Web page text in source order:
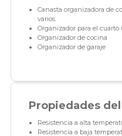
Canasta organizadora de
varios.
Organizador para el cuarto
Organizador de cocina
Organizador de garaje
Propiedades
Resistencia a alta
Resistencia a baja